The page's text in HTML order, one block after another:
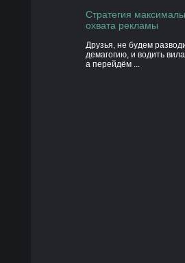
Стратегия
охвата рекламы
Друзья, не будем
демагогию, и водить
а перейдём ...